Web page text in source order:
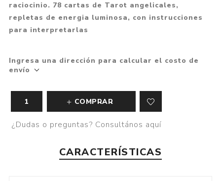
raciocinio. 78 cartas de Tarot angelicales,
repletas de energia luminosa, con instrucciones
para interpretarlas
Ingresa una dirección para calcular el costo de
envío
COMPRAR
¿Dudas o preguntas? Consultános aquí
CARACTERÍSTICAS